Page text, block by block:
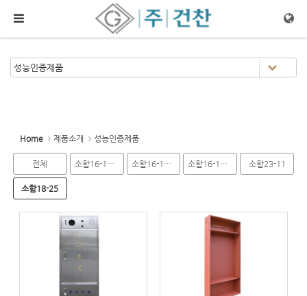
메뉴 건너뛰기
Home 제품소개 성능인증제품
전체 소함16-13-2 소함16-14-3 소함16-15-2 소함23-11
소함18-25